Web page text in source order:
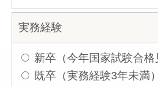
実務経験
新卒（今年国家試験合格
既卒（実務経験3年未満）